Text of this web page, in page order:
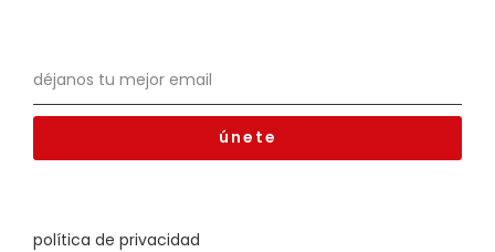
política de privacidad
únete